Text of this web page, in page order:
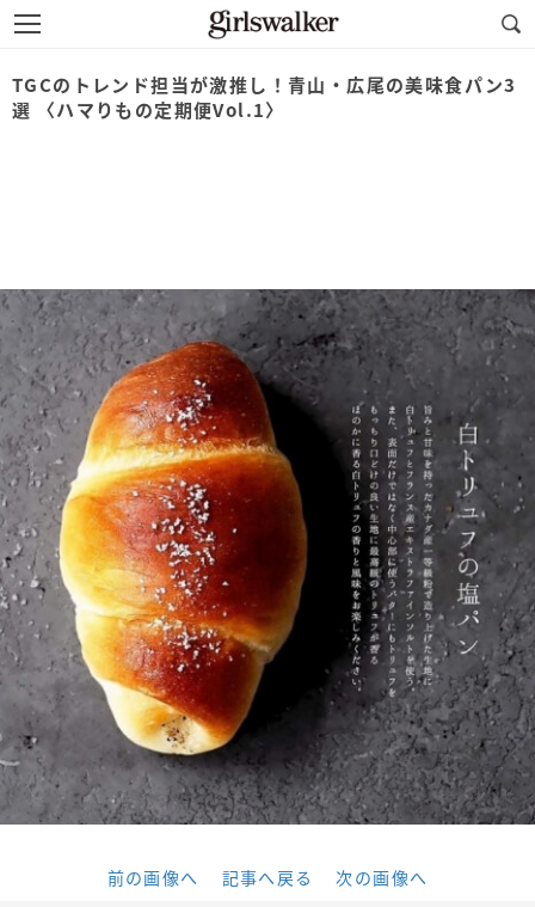
TGCのトレンド担当が激推し！青山・広尾の美味食パン3
選 〈ハマりもの定期便Vol.1〉
前の画像へ 記事へ戻る 次の画像へ